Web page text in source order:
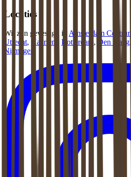
Locaties
Wij zijn gevestigd in Amsterdam Centrum
Utrecht, Haarlem Rotterdam , Den Haag,
Nijmegen